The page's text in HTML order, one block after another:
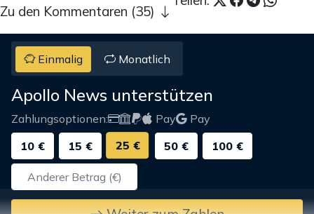
Zu den Kommentaren (35)
Einmalig Monatlich
Apollo News unterstützen
Zahlungsoptionen: Pay
Pay
10 €
15 € 25 € 50 € 100 €